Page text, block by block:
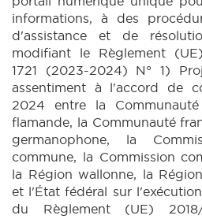
informations, à des
d'assistance et de
modifiant le Règlement
1721 (2023-2024) N° 1)
assentiment à l'accord de
2024 entre la
flamande, la Communauté
germanophone, la
commune, la Commission
la Région wallonne, la
et l'État fédéral sur
du Règlement (UE)